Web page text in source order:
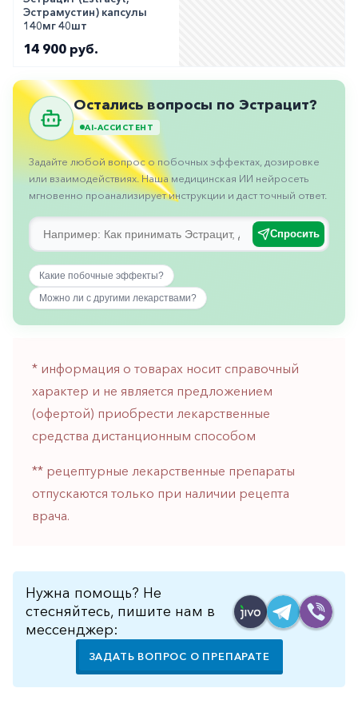
горло-
нос
Хирургия
Щитовидная
железа
Эстрамустин) капсулы
140мг 40шт
14 900 руб.
Остались вопросы по Эстрацит?
AI-АССИСТЕНТ
Задайте любой вопрос о побочных эффектах, дозировке
или взаимодействиях. Наша медицинская ИИ нейросеть
мгновенно проанализирует инструкции и даст точный ответ.
Спросить
Какие побочные эффекты?
Можно ли с другими лекарствами?
* информация о товарах носит справочный
характер и не является предложением
(офертой) приобрести лекарственные
средства дистанционным способом
** рецептурные лекарственные препараты
отпускаются только при наличии рецепта
врача.
Нужна помощь? Не
стесняйтесь, пишите нам в
мессенджер:
ЗАДАТЬ ВОПРОС О ПРЕПАРАТЕ